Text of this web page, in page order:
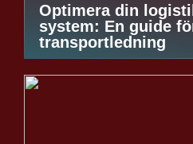
Optimera din
system: En guide
transportledning